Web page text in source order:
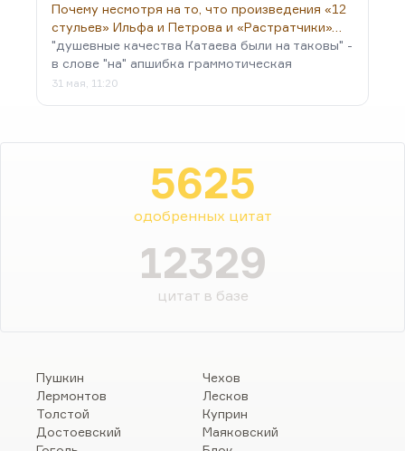
Почему несмотря на то, что произведения «12
стульев» Ильфа и Петрова и «Растратчики»…
"душевные качества Катаева были на таковы" -
в слове "на" апшибка граммотическая
31 мая, 11:20
5625
одобренных цитат
12329
цитат в базе
Пушкин
Лермонтов
Толстой
Достоевский
Чехов
Лесков
Куприн
Маяковский